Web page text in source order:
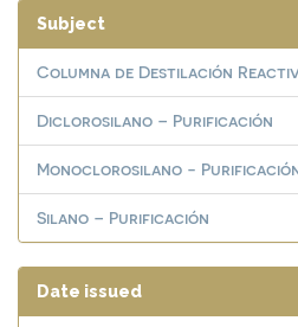
Subject
Columna de Destilación
Diclorosilano – Purificación
Monoclorosilano -
Silano – Purificación
Date issued